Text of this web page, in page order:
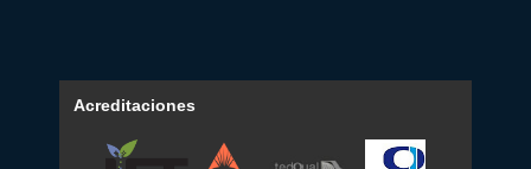
Acreditaciones